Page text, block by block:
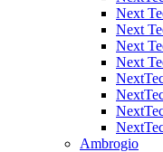
Next
Next
Next
Next
Ambrogio